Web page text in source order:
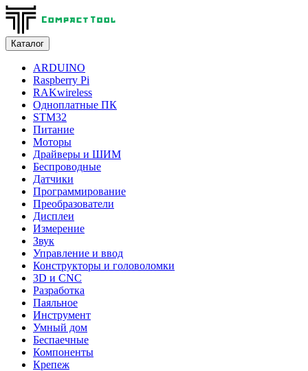
Каталог
ARDUINO
Raspberry Pi
RAKwireless
Одноплатные ПК
STM32
Питание
Моторы
Драйверы и ШИМ
Беспроводные
Датчики
Программирование
Преобразователи
Дисплеи
Измерение
Звук
Управление и ввод
Конструкторы и головоломки
3D и CNC
Разработка
Паяльное
Инструмент
Умный дом
Беспаечные
Компоненты
Крепеж